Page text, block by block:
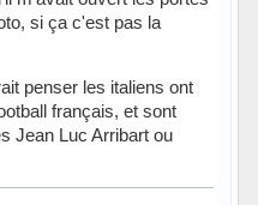
si ça c'est pas la
penser les italiens ont
français, et sont
Jean Luc Arribart ou